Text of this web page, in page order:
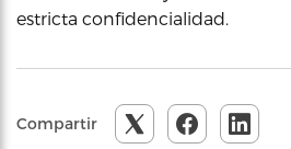
estricta confidencialidad.
Compartir